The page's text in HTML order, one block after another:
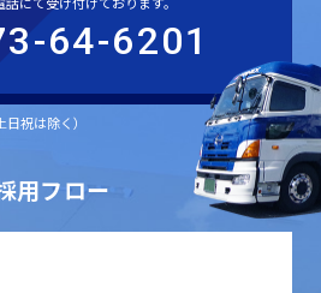
64-6201
祝は除く）
用フロー